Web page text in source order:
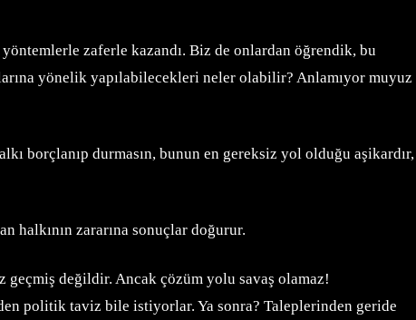
yöntemlerle zaferle kazandı. Biz de onlardan öğrendik, bu
yönelik yapılabilecekleri neler olabilir? Anlamıyor muyuz
borçlanıp durmasın, bunun en gereksiz yol olduğu aşikardır,
halkının zararına sonuçlar doğurur.
değildir. Ancak çözüm yolu savaş olamaz!
politik taviz bile istiyorlar. Ya sonra? Taleplerinden geride